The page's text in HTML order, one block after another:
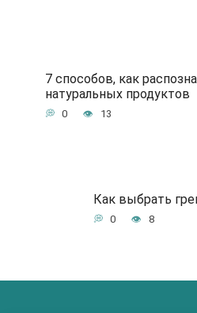
7 способов, как
натуральных продуктов
0 13
Как выбрать
0 8